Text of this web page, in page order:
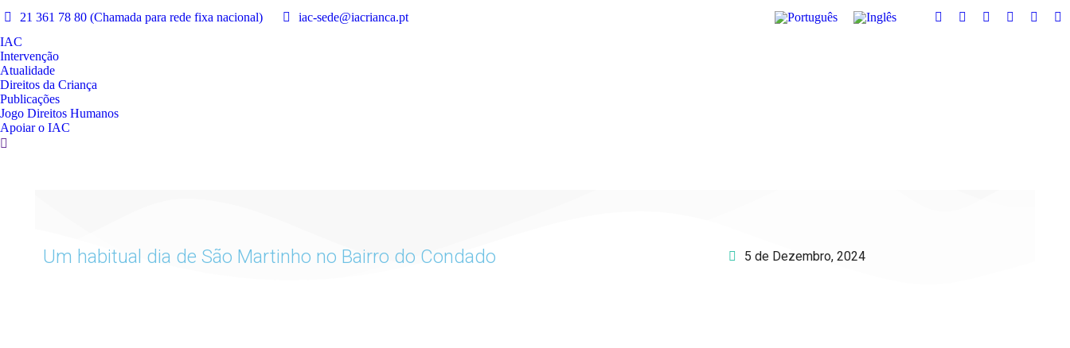
21 361 78 80 (Chamada para rede fixa nacional)
iac-sede@iacrianca.pt
IAC
Intervenção
Atualidade
Direitos da Criança
Publicações
Jogo Direitos Humanos
Apoiar o IAC
Um habitual dia de São Martinho no Bairro do Condado 5 de Dezembro, 2024